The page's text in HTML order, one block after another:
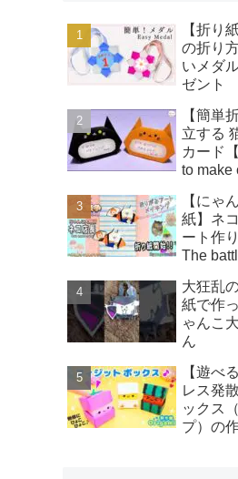
【折り
の折り
いメダ
ゼント
【簡単
立する
カード
to make
ン ト
节 小猫
hana's
【にゃ
紙】ネ
ート作
The
チャン
折り紙
大狂乱
紙で作
ゃんこ
ん
【遊べ
レス発
ックス
プ）の